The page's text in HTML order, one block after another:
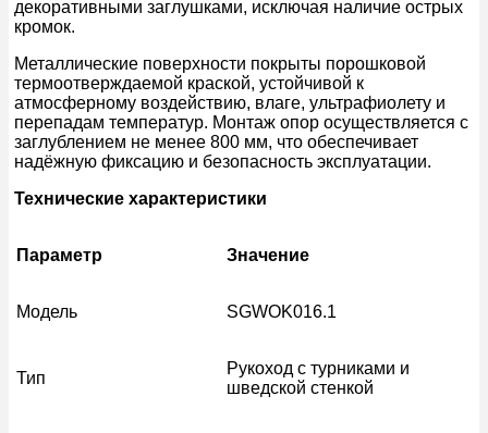
декоративными заглушками, исключая наличие острых
кромок.
Металлические поверхности покрыты порошковой
термоотверждаемой краской, устойчивой к
атмосферному воздействию, влаге, ультрафиолету и
перепадам температур. Монтаж опор осуществляется с
заглублением не менее 800 мм, что обеспечивает
надёжную фиксацию и безопасность эксплуатации.
Технические характеристики
Параметр Значение
Модель SGWOK016.1
Тип
Рукоход с турниками и
шведской стенкой